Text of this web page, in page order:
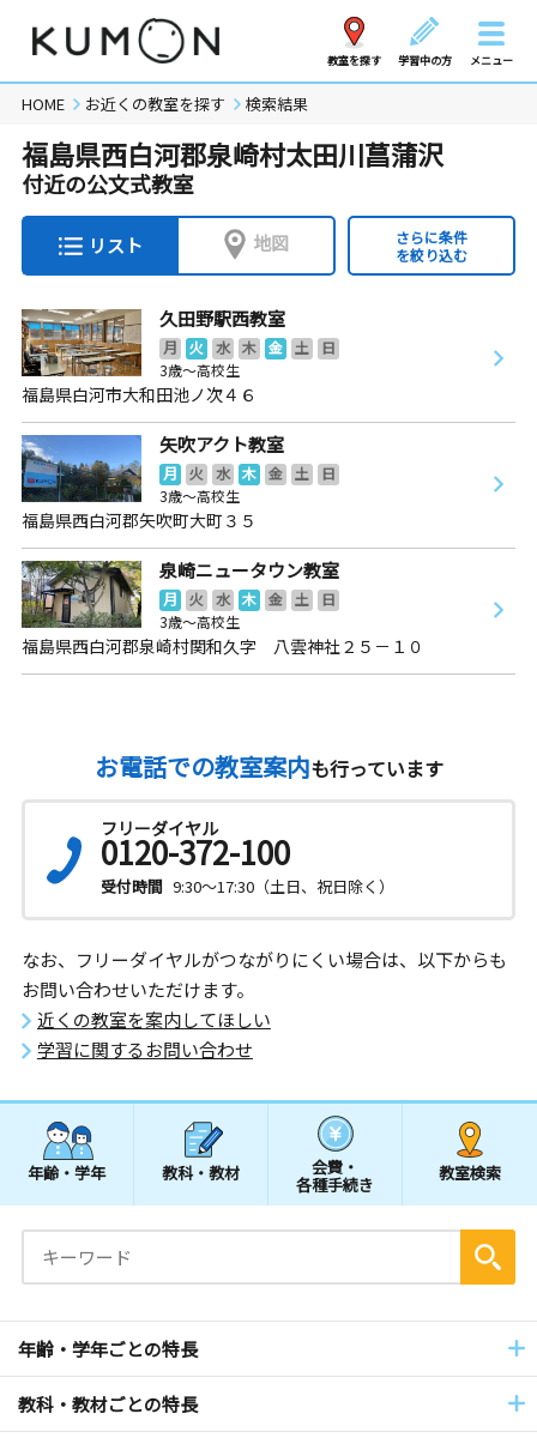
教室を探す 学習中の方 メニュー
HOME お近くの教室を探す 検索結果
福島県西白河郡泉崎村太田川菖蒲沢
付近の公文式教室
リスト 地図
さらに条件
を絞り込む
久田野駅西教室
月 火 水 木 金 土
日
3歳～高校生
福島県白河市大和田池ノ次４６
矢吹アクト教室
月 火 水 木 金 土
日
3歳～高校生
福島県西白河郡矢吹町大町３５
泉崎ニュータウン教室
月 火 水 木 金 土
日
3歳～高校生
福島県西白河郡泉崎村関和久字 八雲神社２５－１０
お電話での教室案内も行っています
フリーダイヤル
0120-372-100
受付時間 9:30～17:30（土日、祝日除く）
なお、フリーダイヤルがつながりにくい場合は、以下からも
お問い合わせいただけます。
近くの教室を案内してほしい
学習に関するお問い合わせ
年齢・学年 教科・教材 会費・
各種手続き
教室検索
年齢・学年ごとの特長
教科・教材ごとの特長